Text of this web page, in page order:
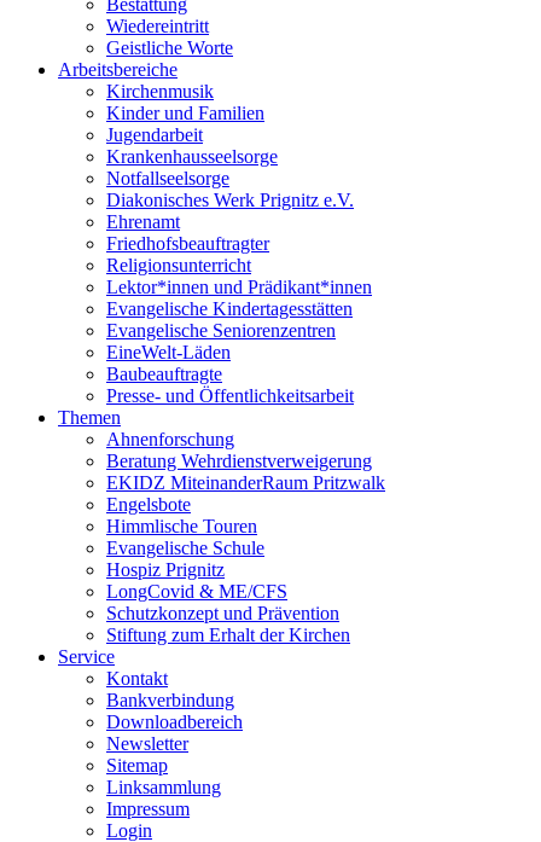
Bestattung
Wiedereintritt
Geistliche Worte
Arbeitsbereiche
Kirchenmusik
Kinder und Familien
Jugendarbeit
Krankenhausseelsorge
Notfallseelsorge
Diakonisches Werk Prignitz e.V.
Ehrenamt
Friedhofsbeauftragter
Religionsunterricht
Lektor*innen und Prädikant*innen
Evangelische Kindertagesstätten
Evangelische Seniorenzentren
EineWelt-Läden
Baubeauftragte
Presse- und Öffentlichkeitsarbeit
Themen
Ahnenforschung
Beratung Wehrdienstverweigerung
EKIDZ MiteinanderRaum Pritzwalk
Engelsbote
Himmlische Touren
Evangelische Schule
Hospiz Prignitz
LongCovid & ME/CFS
Schutzkonzept und Prävention
Stiftung zum Erhalt der Kirchen
Service
Kontakt
Bankverbindung
Downloadbereich
Newsletter
Sitemap
Linksammlung
Impressum
Login